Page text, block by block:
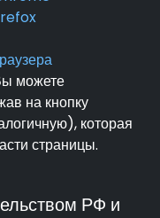
можете
на кнопку
которая
страницы.
РФ и